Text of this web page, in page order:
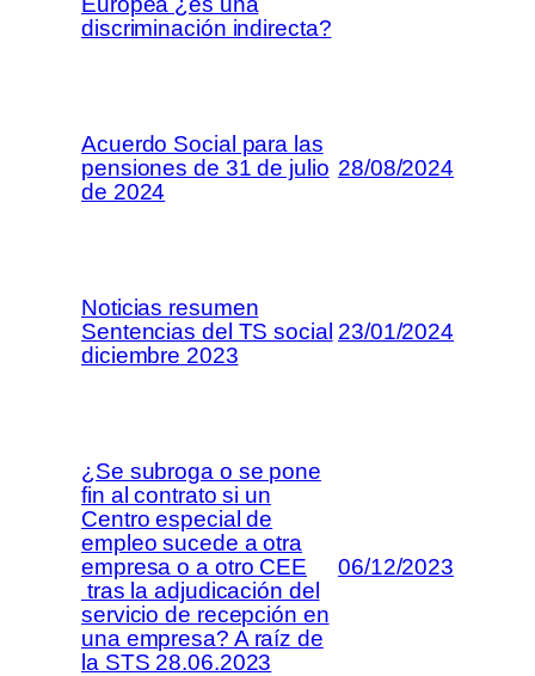
discriminación indirecta?
Acuerdo Social para las
pensiones de 31 de julio
de 2024
28/08/2024
Noticias resumen
Sentencias del TS social
diciembre 2023
23/01/2024
¿Se subroga o se pone
fin al contrato si un
Centro especial de
empleo sucede a otra
empresa o a otro CEE
tras la adjudicación del
servicio de recepción en
una empresa? A raíz de
la STS 28.06.2023
06/12/2023